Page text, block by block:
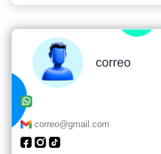
correo
correo@gmail.com